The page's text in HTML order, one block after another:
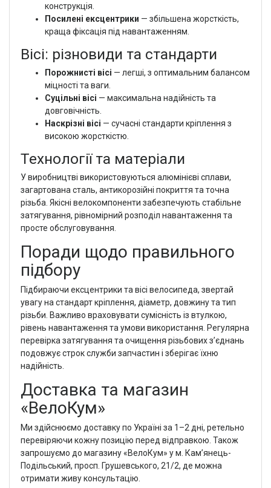
конструкція.
Посилені ексцентрики — збільшена жорсткість,
краща фіксація під навантаженням.
Вісі: різновиди та стандарти
Порожнисті вісі — легші, з оптимальним балансом
міцності та ваги.
Суцільні вісі — максимальна надійність та
довговічність.
Наскрізні вісі — сучасні стандарти кріплення з
високою жорсткістю.
Технології та матеріали
У виробництві використовуються алюмінієві сплави,
загартована сталь, антикорозійні покриття та точна
різьба. Якісні велокомпоненти забезпечують стабільне
затягування, рівномірний розподіл навантаження та
просте обслуговування.
Поради щодо правильного
підбору
Підбираючи ексцентрики та вісі велосипеда, звертай
увагу на стандарт кріплення, діаметр, довжину та тип
різьби. Важливо враховувати сумісність із втулкою,
рівень навантаження та умови використання. Регулярна
перевірка затягування та очищення різьбових з’єднань
подовжує строк служби запчастин і зберігає їхню
надійність.
Доставка та магазин
«ВелоКум»
Ми здійснюємо доставку по Україні за 1–2 дні, ретельно
перевіряючи кожну позицію перед відправкою. Також
запрошуємо до магазину «ВелоКум» у м. Кам’янець-
Подільський, просп. Грушевського, 21/2, де можна
отримати живу консультацію.